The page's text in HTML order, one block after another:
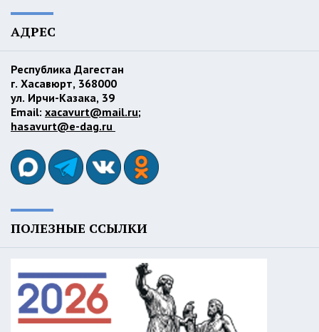
АДРЕС
Республика Дагестан
г. Хасавюрт, 368000
ул. Ирчи-Казака, 39
Email: xacavurt@mail.ru;
hasavurt@e-dag.ru
ПОЛЕЗНЫЕ ССЫЛКИ